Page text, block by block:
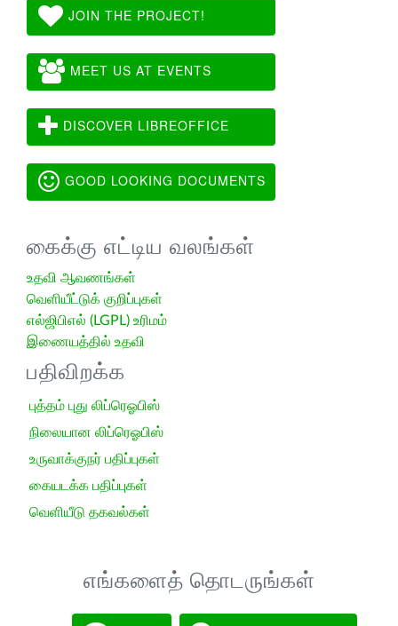
JOIN THE PROJECT!
MEET US AT EVENTS
DISCOVER LIBREOFFICE
GOOD LOOKING DOCUMENTS
கைக்கு எட்டிய வலங்கள்
உதவி ஆவணங்கள்
வெளியீட்டுக் குறிப்புகள்
எல்ஜிபிஎல் (LGPL) உரிமம்
இணையத்தில் உதவி
பதிவிறக்க
புத்தம் புது லிப்ரெஓபிஸ்
நிலையான லிப்ரெஓபிஸ்
உருவாக்குநர் பதிப்புகள்
கையடக்க பதிப்புகள்
வெளியீடு தகவல்கள்
எங்களைத் தொடருங்கள்